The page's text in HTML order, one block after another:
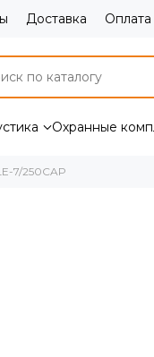
Доставка Оплата
Охранные
7/250CAP